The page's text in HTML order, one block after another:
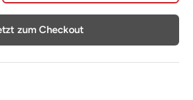
zum Checkout